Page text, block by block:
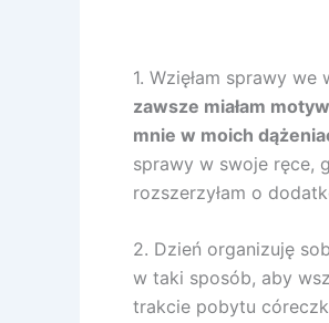
1. Wzięłam sprawy we
zawsze miałam
mnie w moich
sprawy w swoje ręce,
rozszerzyłam o
2. Dzień organizuję
w taki sposób, aby
trakcie pobytu